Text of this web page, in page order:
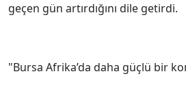
geçen gün artırdığını dile getirdi.
"Bursa Afrika’da daha güçlü bir